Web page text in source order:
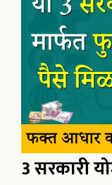
3 सरकारी